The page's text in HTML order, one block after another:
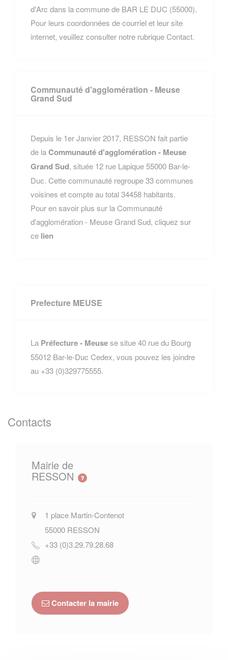
d'Arc dans la commune de BAR LE DUC (55000).
Pour leurs coordonnées de courriel et leur site
internet, veuillez consulter notre rubrique Contact.
Communauté d'agglomération - Meuse
Grand Sud
Depuis le 1er Janvier 2017, RESSON fait partie
de laCommunauté d'agglomération - Meuse
Grand Sud, située 12 rue Lapique 55000 Bar-le-
Duc. Cette communauté regroupe 33 communes
voisines et compte au total 34458 habitants.
Pour en savoir plus sur la Communauté
d'agglomération - Meuse Grand Sud, cliquez sur
ce lien
Prefecture MEUSE
La Préfecture - Meusese situe 40 rue du Bourg
55012 Bar-le-Duc Cedex, vous pouvez les joindre
au +33 (0)329775555.
Contacts
Mairie de
RESSON
1 place Martin-Contenot
55000 RESSON
+33 (0)3.29.79.28.68
Contacter la mairie